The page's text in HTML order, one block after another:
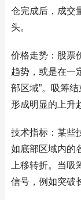
仓完成后，成交
头。
价格走势：股票
趋势，或是在一
部区域”。吸筹
形成明显的上升
技术指标：某些
如底部区域内的
上移转折。当
信号，例如突破